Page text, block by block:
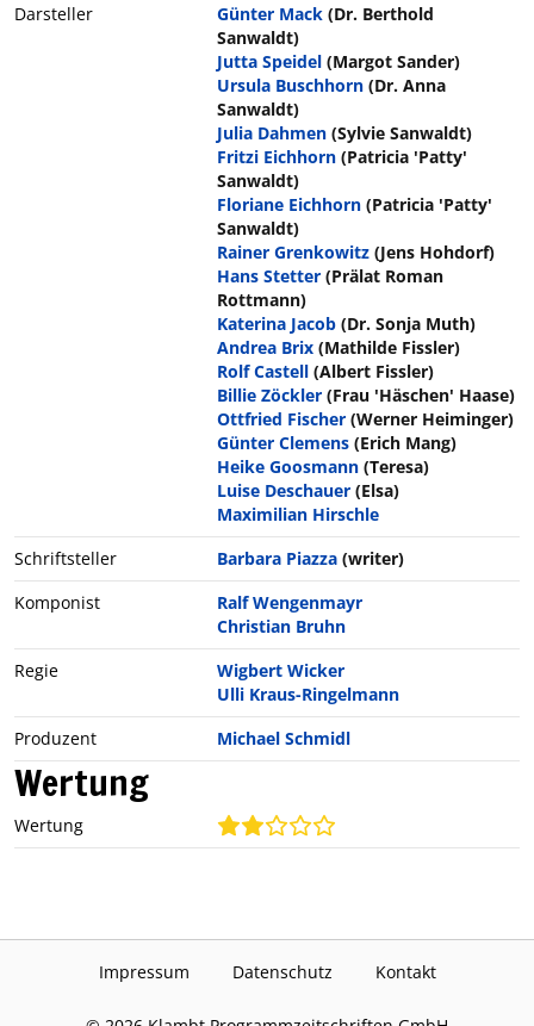
Darsteller
Günter Mack (Dr. Berthold
Sanwaldt)
Jutta Speidel (Margot Sander)
Ursula Buschhorn (Dr. Anna
Sanwaldt)
Julia Dahmen (Sylvie Sanwaldt)
Fritzi Eichhorn (Patricia 'Patty'
Sanwaldt)
Floriane Eichhorn (Patricia 'Patty'
Sanwaldt)
Rainer Grenkowitz (Jens Hohdorf)
Hans Stetter (Prälat Roman
Rottmann)
Katerina Jacob (Dr. Sonja Muth)
Andrea Brix (Mathilde Fissler)
Rolf Castell (Albert Fissler)
Billie Zöckler (Frau 'Häschen' Haase)
Ottfried Fischer (Werner Heiminger)
Günter Clemens (Erich Mang)
Heike Goosmann (Teresa)
Luise Deschauer (Elsa)
Maximilian Hirschle
Schriftsteller
Barbara Piazza (writer)
Komponist
Ralf Wengenmayr
Christian Bruhn
Regie
Wigbert Wicker
Ulli Kraus-Ringelmann
Produzent
Michael Schmidl
Wertung
Wertung
Impressum Datenschutz Kontakt